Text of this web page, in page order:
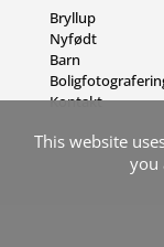
Bryllup
Nyfødt
Barn
Kontakt
This website
you